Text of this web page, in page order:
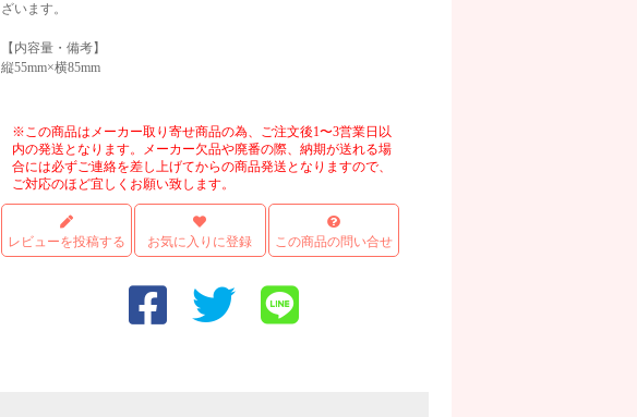
ざいます。
【内容量・備考】
縦55mm×横85mm
※この商品はメーカー取り寄せ商品の為、ご注文後1〜3営業日以
内の発送となります。メーカー欠品や廃番の際、納期が送れる場
合には必ずご連絡を差し上げてからの商品発送となりますので、
ご対応のほど宜しくお願い致します。
レビューを投稿する お気に入りに登録 この商品の問い合せ